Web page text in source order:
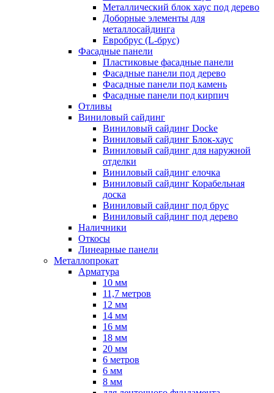
Металлический блок хаус под дерево
Доборные элементы для
металлосайдинга
Евробрус (L-брус)
Фасадные панели
Пластиковые фасадные панели
Фасадные панели под дерево
Фасадные панели под камень
Фасадные панели под кирпич
Отливы
Виниловый сайдинг
Виниловый сайдинг Docke
Виниловый сайдинг Блок-хаус
Виниловый сайдинг для наружной
отделки
Виниловый сайдинг елочка
Виниловый сайдинг Корабельная
доска
Виниловый сайдинг под брус
Виниловый сайдинг под дерево
Наличники
Откосы
Линеарные панели
Металлопрокат
Арматура
10 мм
11,7 метров
12 мм
14 мм
16 мм
18 мм
20 мм
6 метров
6 мм
8 мм